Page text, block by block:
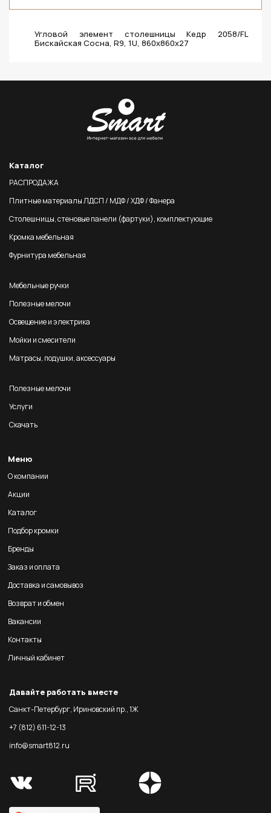
Угловой элемент столешницы Кедр 2058/FL
Бискайская Сосна, R9, 1U, 860х860х27
Каталог
РАСПРОДАЖА
Плитные материалы ЛДСП / МДФ / ХДФ / Фанера
Столешницы, стеновые панели (фартуки), комплектующие
Кромка мебельная
Фурнитура мебельная
Мебельные ручки
Полезные мелочи
Освещение и электрика
Мойки и смесители
Матрасы, подушки, аксессуары
Полезные мелочи
Услуги
Скачать
Меню
О компании
Акции
Каталог
Подбор кромки
Бренды
Заказ и оплата
Доставка и самовывоз
Возврат и обмен
Вакансии
Контакты
Личный кабинет
Давайте работать вместе
Санкт-Петербург, Ириновский пр., 1Ж
+7 (812) 611-12-13
info@smart812.ru